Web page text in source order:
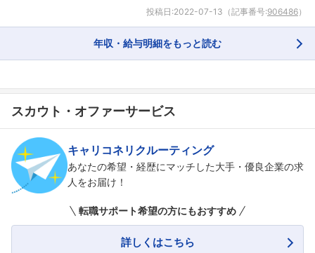
フォローしました
投稿日:2022-07-13 （記事番号:906486）
年収・給与明細をもっと読む
スカウト・オファーサービス
キャリコネリクルーティング
あなたの希望・経歴にマッチした大手・優良企業の求
人をお届け！
転職サポート希望の方にもおすすめ
詳しくはこちら